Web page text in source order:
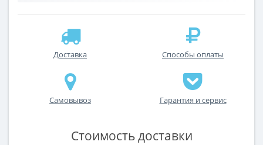
Доставка Способы оплаты
Самовывоз Гарантия и сервис
Стоимость доставки